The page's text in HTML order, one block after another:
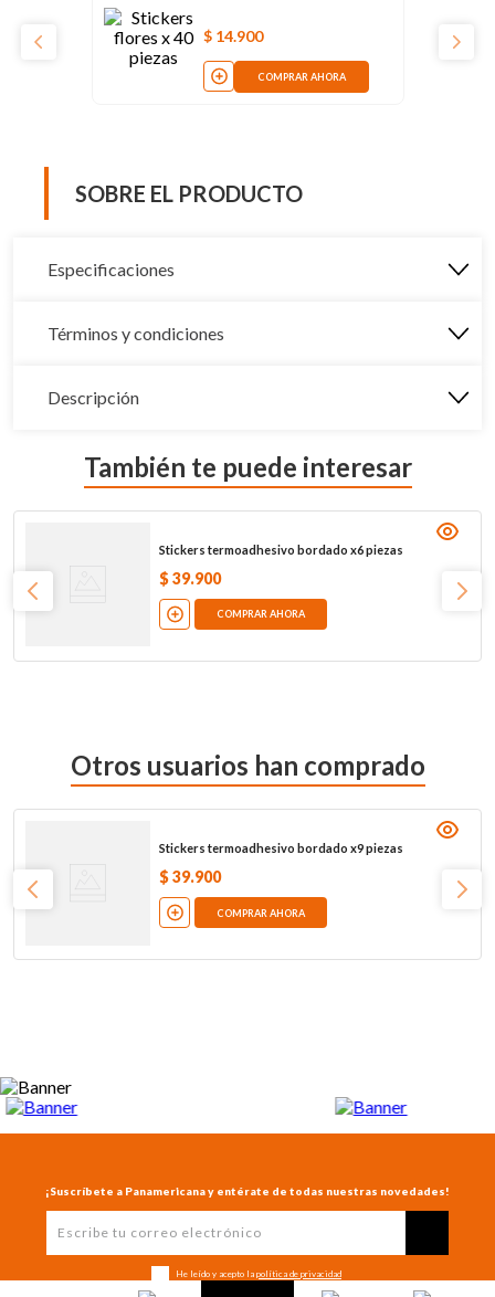
$ 14.900
COMPRAR AHORA
SOBRE EL PRODUCTO
Especificaciones
Términos y condiciones
Descripción
También te puede interesar
Stickers termoadhesivo bordado x6 piezas
$ 39.900
COMPRAR AHORA
Otros usuarios han comprado
Stickers termoadhesivo bordado x9 piezas
$ 39.900
COMPRAR AHORA
¡Suscríbete a Panamericana y entérate de todas nuestras novedades!
He leído y acepto la política de privacidad